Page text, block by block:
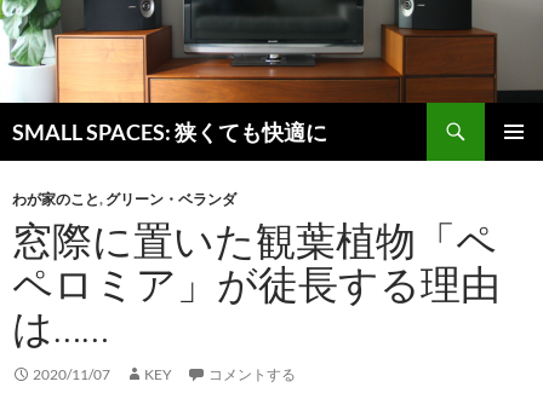
SMALL SPACES: 狭くても快適に
索
テ
ン
ツ
へ
キ
ッ
プ
わが家のこと, グリーン・ベランダ
窓際に置いた観葉植物「ペ
ペロミア」が徒長する理由
は……
2020/11/07 KEY コメントする